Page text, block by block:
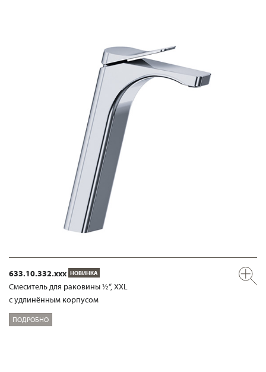
633.10.332.xxx НОВИНКА
Смеситель для раковины ½“, XXL
с удлинённым корпусом
ПОДРОБНО